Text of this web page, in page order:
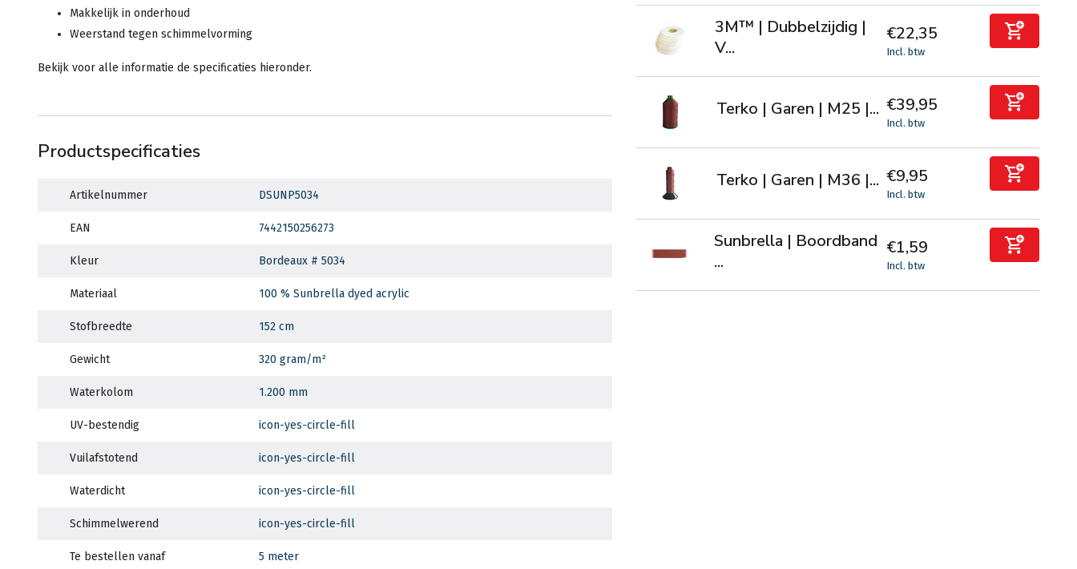
Makkelijk in onderhoud
Weerstand tegen schimmelvorming
Bekijk voor alle informatie de specificaties hieronder.
Productspecificaties
Artikelnummer DSUNP5034
EAN 7442150256273
Kleur Bordeaux # 5034
Materiaal 100 % Sunbrella dyed acrylic
Stofbreedte 152 cm
Gewicht 320 gram/m²
Waterkolom 1.200 mm
UV-bestendig icon-yes-circle-fill
Vuilafstotend icon-yes-circle-fill
Waterdicht icon-yes-circle-fill
Schimmelwerend icon-yes-circle-fill
Te bestellen vanaf 5 meter
3M™ | Dubbelzijdig |
V...
€22,35
Incl. btw
Terko | Garen | M25 |... €39,95
Incl. btw
Terko | Garen | M36 |... €9,95
Incl. btw
Sunbrella | Boordband
...
€1,59
Incl. btw